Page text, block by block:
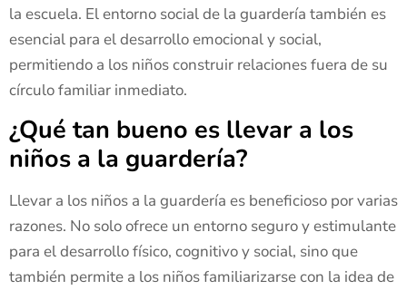
la escuela. El entorno social de la guardería también es
esencial para el desarrollo emocional y social,
permitiendo a los niños construir relaciones fuera de su
círculo familiar inmediato.
¿Qué tan bueno es llevar a los
niños a la guardería?
Llevar a los niños a la guardería es beneficioso por varias
razones. No solo ofrece un entorno seguro y estimulante
para el desarrollo físico, cognitivo y social, sino que
también permite a los niños familiarizarse con la idea de